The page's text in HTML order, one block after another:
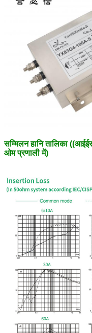
सम्मिलन हानि तालिका
ओम प्रणाली में)